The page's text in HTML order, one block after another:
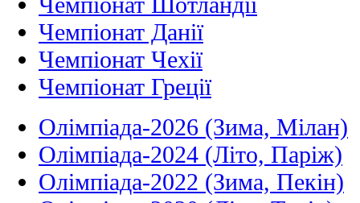
Чемпіонат Данії
Чемпіонат Чехії
Чемпіонат Греції
Олімпіада-2026 (Зима, Мілан)
Олімпіада-2024 (Літо, Паріж)
Олімпіада-2022 (Зима, Пекін)